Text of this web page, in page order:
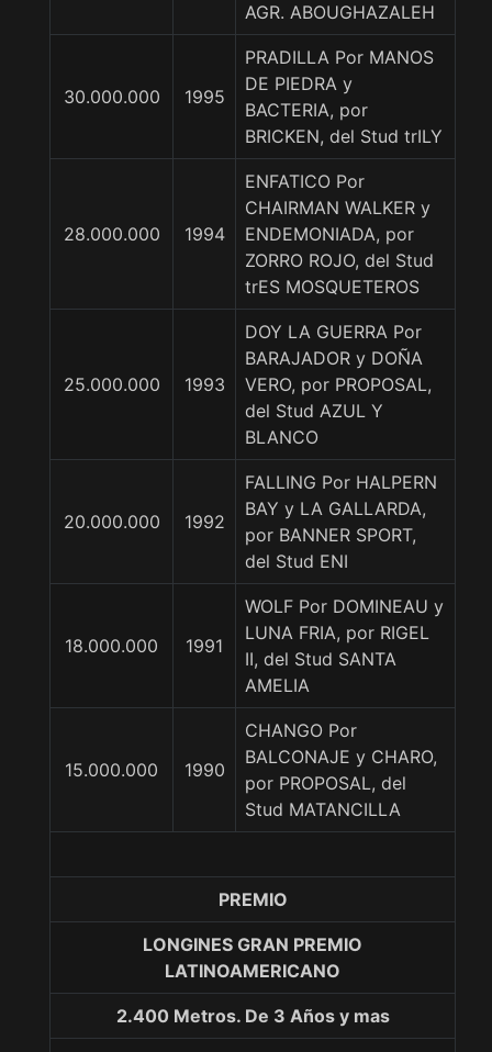
AGR. ABOUGHAZALEH
30.000.000 1995
PRADILLA Por MANOS
DE PIEDRA y
BACTERIA, por
BRICKEN, del Stud trILY
28.000.000 1994
ENFATICO Por
CHAIRMAN WALKER y
ENDEMONIADA, por
ZORRO ROJO, del Stud
trES MOSQUETEROS
25.000.000 1993
DOY LA GUERRA Por
BARAJADOR y DOÑA
VERO, por PROPOSAL,
del Stud AZUL Y
BLANCO
20.000.000 1992
FALLING Por HALPERN
BAY y LA GALLARDA,
por BANNER SPORT,
del Stud ENI
18.000.000 1991
WOLF Por DOMINEAU y
LUNA FRIA, por RIGEL
II, del Stud SANTA
AMELIA
15.000.000 1990
CHANGO Por
BALCONAJE y CHARO,
por PROPOSAL, del
Stud MATANCILLA
PREMIO
LONGINES GRAN PREMIO
LATINOAMERICANO
2.400 Metros. De 3 Años y mas